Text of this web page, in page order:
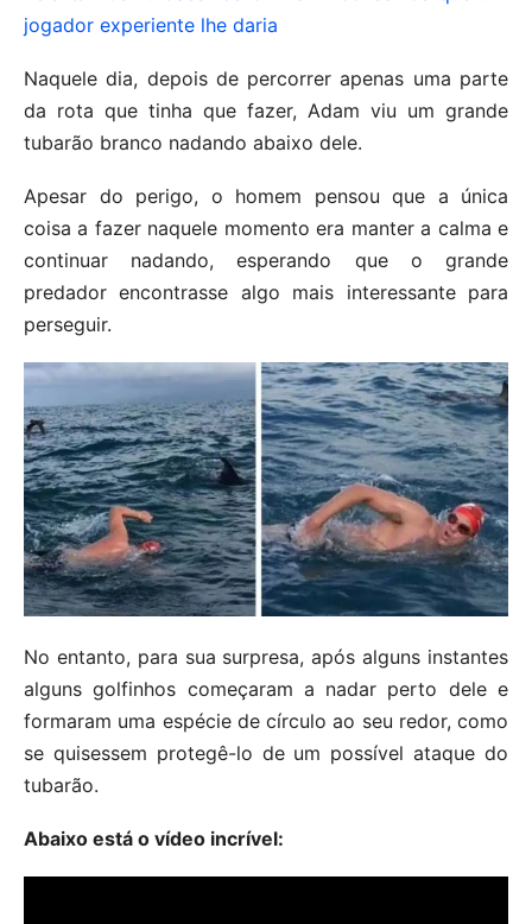
jogador experiente lhe daria
Naquele dia, depois de percorrer apenas uma parte
da rota que tinha que fazer, Adam viu um grande
tubarão branco nadando abaixo dele.
Apesar do perigo, o homem pensou que a única
coisa a fazer naquele momento era manter a calma e
continuar nadando, esperando que o grande
predador encontrasse algo mais interessante para
perseguir.
No entanto, para sua surpresa, após alguns instantes
alguns golfinhos começaram a nadar perto dele e
formaram uma espécie de círculo ao seu redor, como
se quisessem protegê-lo de um possível ataque do
tubarão.
Abaixo está o vídeo incrível: